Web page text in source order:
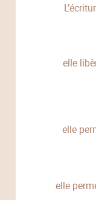
elle
elle
elle